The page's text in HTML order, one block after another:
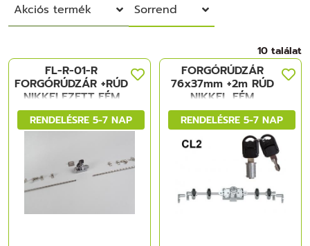
Akciós termék Sorrend
10 találat
RENDELÉSRE 5-7 NAP
FL-R-01-R
FORGÓRÚDZÁR +RÚD
NIKKELEZETT FÉM
RENDELÉSRE 5-7 NAP
FORGÓRÚDZÁR
76x37mm +2m RÚD
NIKKEL FÉM